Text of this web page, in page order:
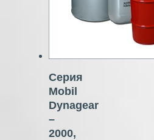
Серия
Mobil
Dynagear
–
2000,